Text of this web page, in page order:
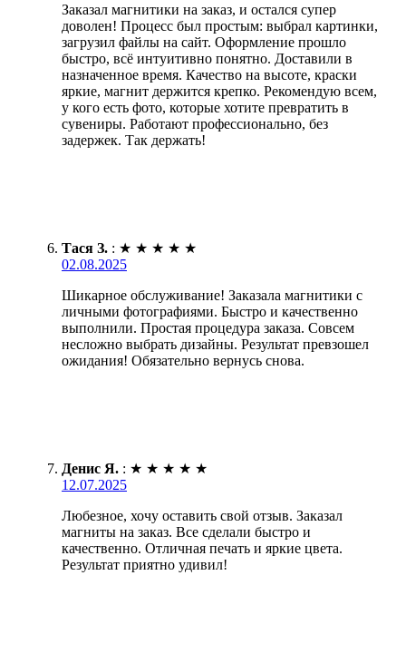
Заказал магнитики на заказ, и остался супер
доволен! Процесс был простым: выбрал картинки,
загрузил файлы на сайт. Оформление прошло
быстро, всё интуитивно понятно. Доставили в
назначенное время. Качество на высоте, краски
яркие, магнит держится крепко. Рекомендую всем,
у кого есть фото, которые хотите превратить в
сувениры. Работают профессионально, без
задержек. Так держать!
Тася З. : ★ ★ ★ ★ ★
02.08.2025
Шикарное обслуживание! Заказала магнитики с
личными фотографиями. Быстро и качественно
выполнили. Простая процедура заказа. Совсем
несложно выбрать дизайны. Результат превзошел
ожидания! Обязательно вернусь снова.
Денис Я. : ★ ★ ★ ★ ★
12.07.2025
Любезное, хочу оставить свой отзыв. Заказал
магниты на заказ. Все сделали быстро и
качественно. Отличная печать и яркие цвета.
Результат приятно удивил!